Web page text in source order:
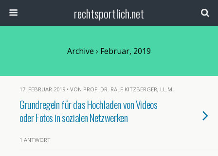
rechtsportlich.net
Archive › Februar, 2019
17. FEBRUAR 2019 • VON PROF. DR. RALF KITZBERGER, LL.M.
Grundregeln für das Hochladen von Videos
oder Fotos in sozialen Netzwerken
1 ANTWORT